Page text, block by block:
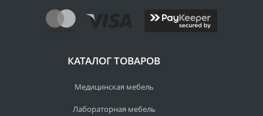
КАТАЛОГ ТОВАРОВ
Медицинская мебель
Лабораторная мебель